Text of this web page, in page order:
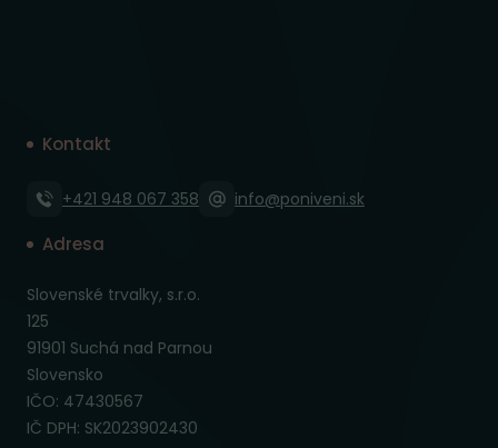
Kontakt
+421 948 067 358 info@poniveni.sk
Adresa
Slovenské trvalky, s.r.o.
125
91901 Suchá nad Parnou
Slovensko
IČO: 47430567
IČ DPH: SK2023902430